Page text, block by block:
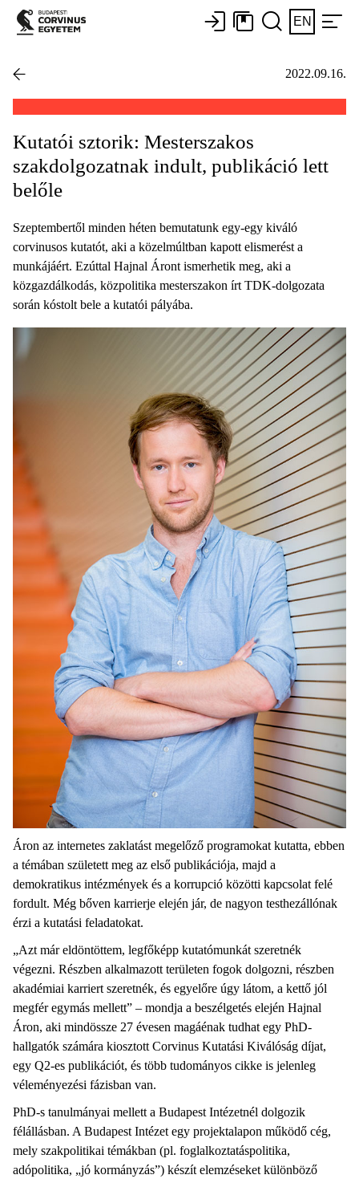
EN
2022.09.16.
Kutatói sztorik: Mesterszakos
szakdolgozatnak indult, publikáció lett
belőle
Szeptembertől minden héten bemutatunk egy-egy kiváló
corvinusos kutatót, aki a közelmúltban kapott elismerést a
munkájáért. Ezúttal Hajnal Áront ismerhetik meg, aki a
közgazdálkodás, közpolitika mesterszakon írt TDK-dolgozata
során kóstolt bele a kutatói pályába.
Áron az internetes zaklatást megelőző programokat kutatta, ebben
a témában született meg az első publikációja, majd a
demokratikus intézmények és a korrupció közötti kapcsolat felé
fordult. Még bőven karrierje elején jár, de nagyon testhezállónak
érzi a kutatási feladatokat.
„Azt már eldöntöttem, legfőképp kutatómunkát szeretnék
végezni. Részben alkalmazott területen fogok dolgozni, részben
akadémiai karriert szeretnék, és egyelőre úgy látom, a kettő jól
megfér egymás mellett” – mondja a beszélgetés elején Hajnal
Áron, aki mindössze 27 évesen magáénak tudhat egy PhD-
hallgatók számára kiosztott Corvinus Kutatási Kiválóság díjat,
egy Q2-es publikációt, és több tudományos cikke is jelenleg
véleményezési fázisban van.
PhD-s tanulmányai mellett a Budapest Intézetnél dolgozik
félállásban. A Budapest Intézet egy projektalapon működő cég,
mely szakpolitikai témákban (pl. foglalkoztatáspolitika,
adópolitika, „jó kormányzás”) készít elemzéseket különböző